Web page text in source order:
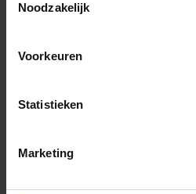
Noodzakelijk
Voorkeuren
Statistieken
Marketing
JUNG Voegspijker Deens
Niet op voorraad, levertijd 1 tot
Prijs per 1 Stuk